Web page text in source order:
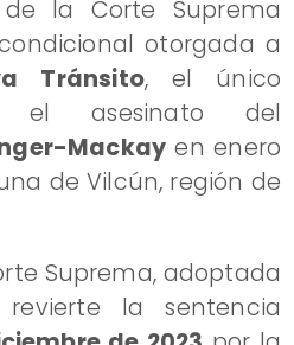
la Corte Suprema
otorgada a
Tránsito, el único
el asesinato del
Mackay en enero
de Vilcún, región de
Suprema, adoptada
la sentencia